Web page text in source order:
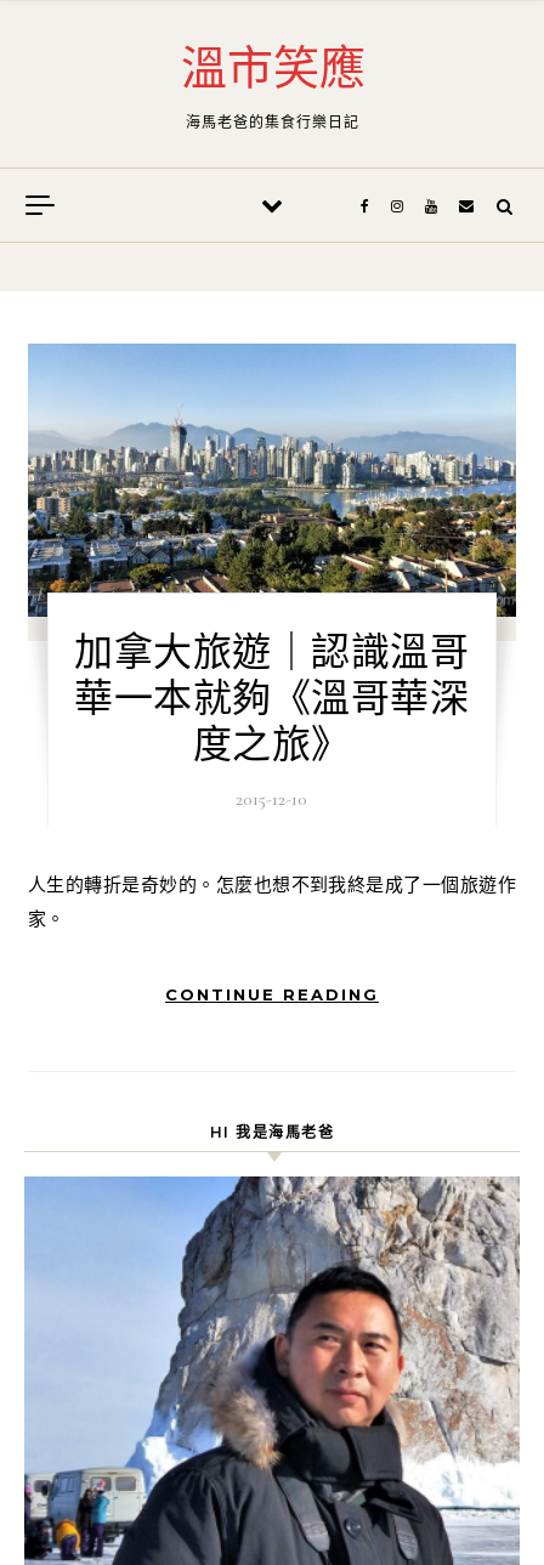
溫市笑應
海馬老爸的集食行樂日記
加拿大旅遊｜認識溫哥
華一本就夠《溫哥華深
度之旅》
2015-12-10
人生的轉折是奇妙的。怎麼也想不到我終是成了一個旅遊作
家。
CONTINUE READING
HI 我是海馬老爸